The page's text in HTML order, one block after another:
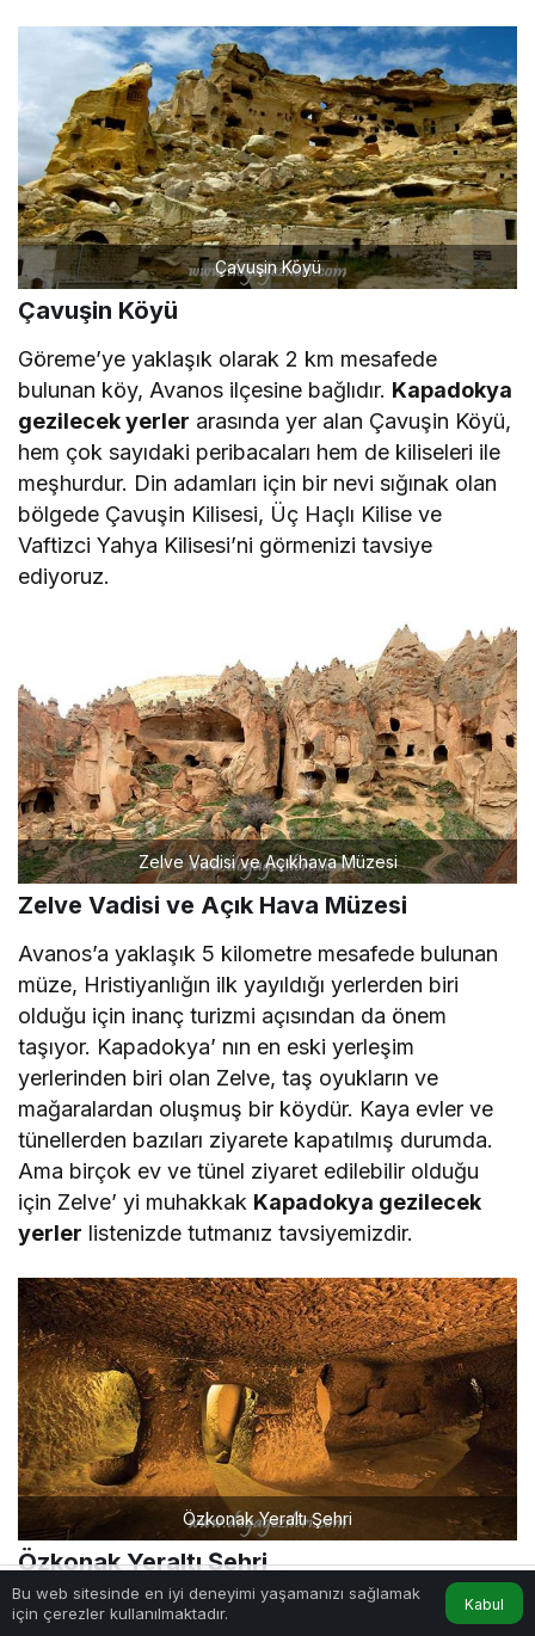
Çavuşin Köyü
Çavuşin Köyü
Göreme’ye yaklaşık olarak 2 km mesafede
bulunan köy, Avanos ilçesine bağlıdır. Kapadokya
gezilecek yerler arasında yer alan Çavuşin Köyü,
hem çok sayıdaki peribacaları hem de kiliseleri ile
meşhurdur. Din adamları için bir nevi sığınak olan
bölgede Çavuşin Kilisesi, Üç Haçlı Kilise ve
Vaftizci Yahya Kilisesi’ni görmenizi tavsiye
ediyoruz.
Zelve Vadisi ve Açıkhava Müzesi
Zelve Vadisi ve Açık Hava Müzesi
Avanos’a yaklaşık 5 kilometre mesafede bulunan
müze, Hristiyanlığın ilk yayıldığı yerlerden biri
olduğu için inanç turizmi açısından da önem
taşıyor. Kapadokya’ nın en eski yerleşim
yerlerinden biri olan Zelve, taş oyukların ve
mağaralardan oluşmuş bir köydür. Kaya evler ve
tünellerden bazıları ziyarete kapatılmış durumda.
Ama birçok ev ve tünel ziyaret edilebilir olduğu
için Zelve’ yi muhakkak Kapadokya gezilecek
yerler listenizde tutmanız tavsiyemizdir.
Özkonak Yeraltı Şehri
Özkonak Yeraltı Şehri
M.Ö 400’lü yıllarda kurulduğu düşünülen bu yeraltı
Bu web sitesinde en iyi deneyimi yaşamanızı sağlamak
için çerezler kullanılmaktadır.
Kabul
Anasayfa